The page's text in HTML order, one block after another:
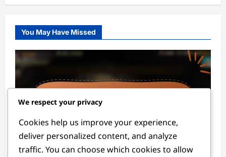
You May Have Missed
Esemény Mérföldkő Díjak
We respect your privacy
Cookies help us improve your experience,
deliver personalized content, and analyze
traffic. You can choose which cookies to allow